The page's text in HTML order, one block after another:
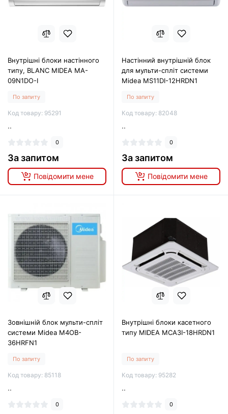
Внутрішні блоки настінного
типу, BLANC MIDEA MA-
09N1DO-I
По запиту
Код товару: 95291
..
0
За запитом
Повідомити мене
Настінний внутрішній блок
для мульти-спліт системи
Midea MS11DI-12HRDN1
По запиту
Код товару: 82048
..
0
За запитом
Повідомити мене
Зовнішній блок мульти-спліт
системи Midea M4OB-
36HRFN1
По запиту
Код товару: 85118
..
0
Внутрішні блоки касетного
типу MIDEA MCA3I-18HRDN1
По запиту
Код товару: 95282
..
0